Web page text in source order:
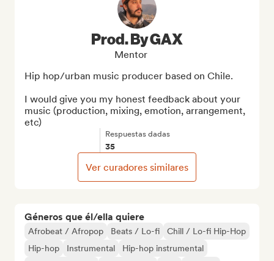
Géneros que él/ella quiere
Afrobeat / Afropop Beats / Lo-fi
Chill / Lo-fi Hip-Hop
Hip-hop
Instrumental
Hip-hop instrumental
Prod. By GAX
Mentor
Hip hop/urban music producer based on Chile.
I would give you my honest feedback about your
music (production, mixing, emotion, arrangement,
etc)
Respuestas dadas
35
Ver curadores similares